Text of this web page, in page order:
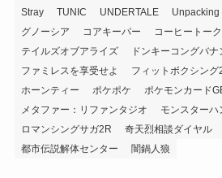
Stray
TUNIC UNDERTALE Unpacking
グノーシア
コアキーパー コーヒートーク
テイルズオブアライズ
ドンキーコングバナ
ファミレスを享受せよ
フィットボクシング
ホーンティー
ポケポケ
ポケモンカード
メタファー：リファンタジオ
モンスター
ロマンシングサガ2R
奇天烈相談ダイヤル
都市伝説解体センター
闇鍋人狼